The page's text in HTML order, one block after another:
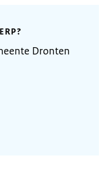
Dronten